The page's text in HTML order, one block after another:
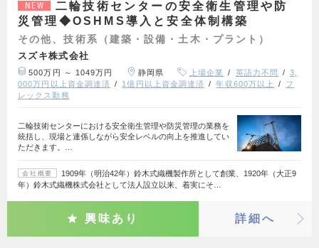
NEW
二輪技術センターの安全衛生管理や防
災管理◆OSHMS導入と安全体制構築
その他、技術系（建築・設備・土木・プラント）
スズキ株式会社
500万円 ～ 1049万円 静岡県 上場企業 英語力不問
3,
000万円以上資金調達済
1億円以上資金調達済 年収600万以上
フ
レックス勤務
二輪技術センターにおける安全衛生管理や防災管理の業務を
統括し、現場と連係しながら安全レベルの向上を推進してい
ただきます。…
会社概要
1909年（明治42年）鈴木式織機製作所として創業、1920年（大正9
年）鈴木式織機株式会社として法人設立以来、着実にそ…
興味あり 詳細へ